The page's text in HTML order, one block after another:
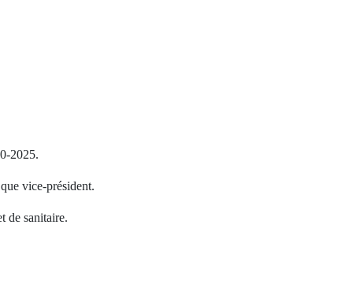
2025.
vice-président.
de sanitaire.